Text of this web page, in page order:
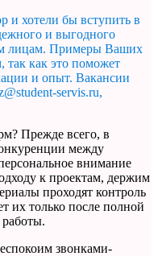
хотели бы вступить в
и выгодного
лицам. Примеры Ваших
так как это поможет
и опыт. Вакансии
servis.ru,
Прежде всего, в
между
внимание
к проектам, держим
проходят контроль
их только после полной
работы.
звонками-